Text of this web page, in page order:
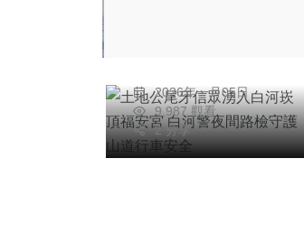
2026年一月05日
9,987 觀看
2 分享
科技新知
中市消防局推動原民